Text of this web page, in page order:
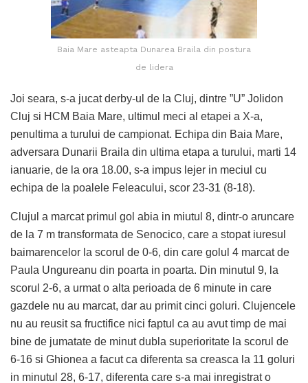
Baia Mare asteapta Dunarea Braila din postura
de lidera
Joi seara, s-a jucat derby-ul de la Cluj, dintre ”U” Jolidon
Cluj si HCM Baia Mare, ultimul meci al etapei a X-a,
penultima a turului de campionat. Echipa din Baia Mare,
adversara Dunarii Braila din ultima etapa a turului, marti 14
ianuarie, de la ora 18.00, s-a impus lejer in meciul cu
echipa de la poalele Feleacului, scor 23-31 (8-18).
Clujul a marcat primul gol abia in miutul 8, dintr-o aruncare
de la 7 m transformata de Senocico, care a stopat iuresul
baimarencelor la scorul de 0-6, din care golul 4 marcat de
Paula Ungureanu din poarta in poarta. Din minutul 9, la
scorul 2-6, a urmat o alta perioada de 6 minute in care
gazdele nu au marcat, dar au primit cinci goluri. Clujencele
nu au reusit sa fructifice nici faptul ca au avut timp de mai
bine de jumatate de minut dubla superioritate la scorul de
6-16 si Ghionea a facut ca diferenta sa creasca la 11 goluri
in minutul 28, 6-17, diferenta care s-a mai inregistrat o